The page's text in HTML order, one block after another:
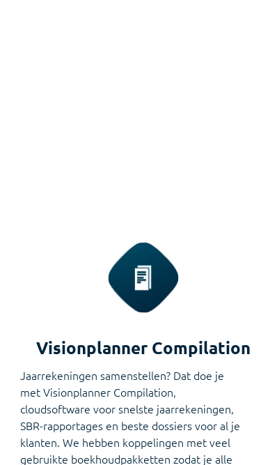
Visionplanner Compilation
Jaarrekeningen samenstellen? Dat doe je
met Visionplanner Compilation,
cloudsoftware voor snelste jaarrekeningen,
SBR-rapportages en beste dossiers voor al je
klanten. We hebben koppelingen met veel
gebruikte boekhoudpakketten zodat je alle